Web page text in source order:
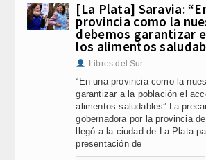
[La Plata] Saravia:
provincia como la
debemos garantizar
los alimentos
Libres del Sur
“En una provincia como la
garantizar a la población el
alimentos saludables” La
gobernadora por la provincia
llegó a la ciudad de La Plata
presentación de